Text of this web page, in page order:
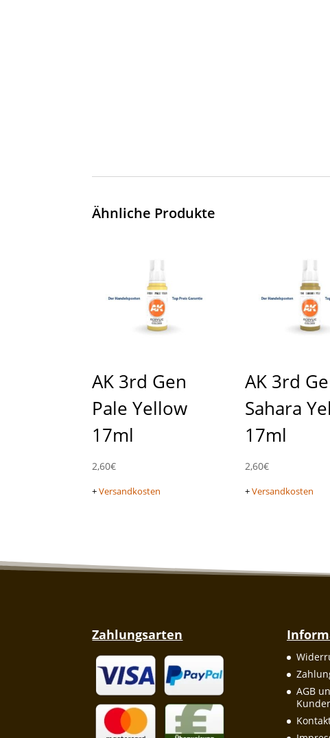
Ähnliche Produkte
AK 3rd Gen
Pale Yellow
17ml
2,60€
+Versandkosten
AK 3rd
Sahara
17ml
2,60€
+Versandkosten
Zahlungsarten
AGB